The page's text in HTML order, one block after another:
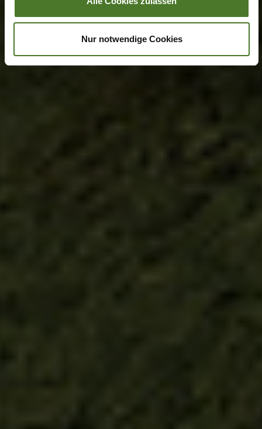
Nur notwendige Cookies